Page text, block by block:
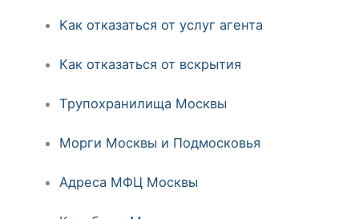
Как отказаться от услуг агента
Как отказаться от вскрытия
Трупохранилища Москвы
Морги Москвы и Подмосковья
Адреса МФЦ Москвы